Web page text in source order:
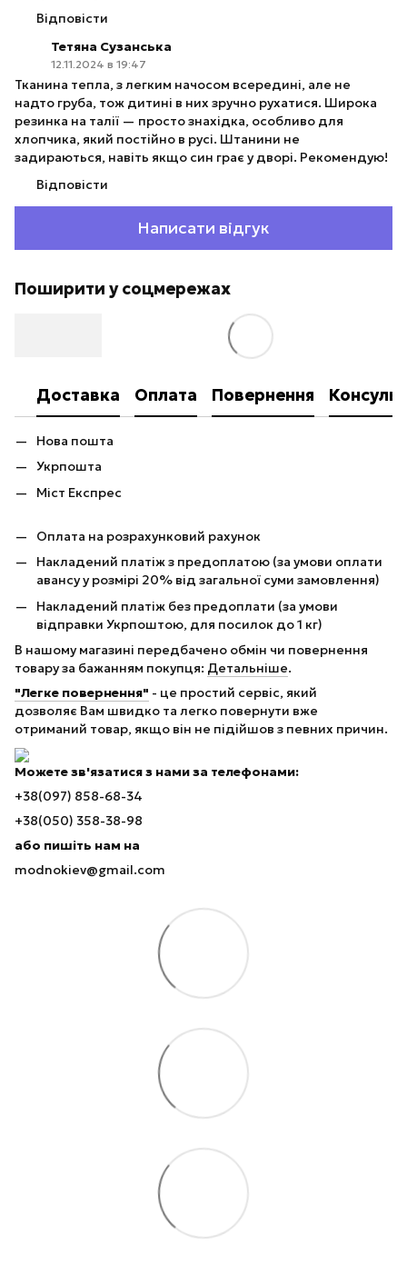
Відповісти
Тетяна Сузанська
12.11.2024 в 19:47
Тканина тепла, з легким начосом всередині, але не
надто груба, тож дитині в них зручно рухатися. Широка
резинка на талії — просто знахідка, особливо для
хлопчика, який постійно в русі. Штанини не
задираються, навіть якщо син грає у дворі. Рекомендую!
Відповісти
Написати відгук
Поширити у соцмережах
Доставка Оплата Повернення
Нова пошта
Укрпошта
Міст Експрес
Оплата на розрахунковий рахунок
Накладений платіж з предоплатою (за умови оплати
авансу у розмірі 20% від загальної суми замовлення)
Накладений платіж без предоплати (за умови
відправки Укрпоштою, для посилок до 1 кг)
В нашому магазині передбачено обмін чи повернення
товару за бажанням покупця: Детальніше.
"Легке повернення" - це простий сервіс, який
дозволяє Вам швидко та легко повернути вже
отриманий товар, якщо він не підійшов з певних причин.
Можете зв'язатися з нами за телефонами:
+38(097) 858-68-34
+38(050) 358-38-98
або пишіть нам на
modnokiev@gmail.com